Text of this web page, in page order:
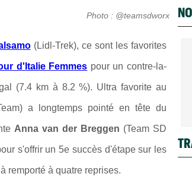
Photo : @teamsdworx
(Lidl-Trek), ce sont les favorites
d'Italie Femmes pour un contre-la-
(7.4 km à 8.2 %). Ultra favorite au
a longtemps pointé en tête du
Anna van der Breggen (Team SD
s'offrir un 5e succès d'étape sur les
remporté à quatre reprises.